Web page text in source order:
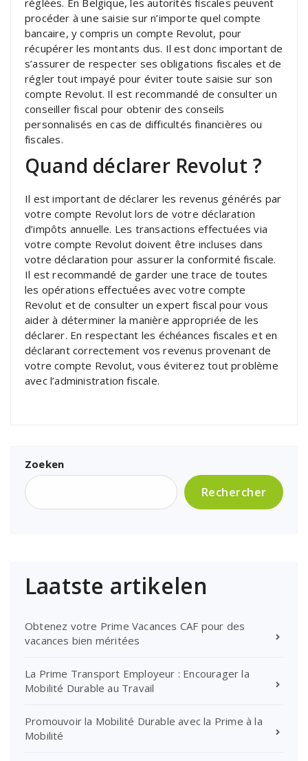
réglées. En Belgique, les autorités fiscales peuvent
procéder à une saisie sur n’importe quel compte
bancaire, y compris un compte Revolut, pour
récupérer les montants dus. Il est donc important de
s’assurer de respecter ses obligations fiscales et de
régler tout impayé pour éviter toute saisie sur son
compte Revolut. Il est recommandé de consulter un
conseiller fiscal pour obtenir des conseils
personnalisés en cas de difficultés financières ou
fiscales.
Quand déclarer Revolut ?
Il est important de déclarer les revenus générés par
votre compte Revolut lors de votre déclaration
d’impôts annuelle. Les transactions effectuées via
votre compte Revolut doivent être incluses dans
votre déclaration pour assurer la conformité fiscale.
Il est recommandé de garder une trace de toutes
les opérations effectuées avec votre compte
Revolut et de consulter un expert fiscal pour vous
aider à déterminer la manière appropriée de les
déclarer. En respectant les échéances fiscales et en
déclarant correctement vos revenus provenant de
votre compte Revolut, vous éviterez tout problème
avec l’administration fiscale.
Zoeken
Rechercher
Laatste artikelen
Obtenez votre Prime Vacances CAF pour des
vacances bien méritées
La Prime Transport Employeur : Encourager la
Mobilité Durable au Travail
Promouvoir la Mobilité Durable avec la Prime à la
Mobilité